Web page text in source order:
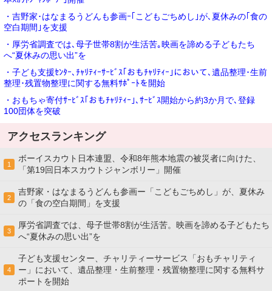
・吉野家･はなまるうどんも参画ｰ｢こどもごちめし｣が､夏休みの｢食の
空白期間｣を支援
・厚労省調査では､母子世帯8割が生活苦｡映画を諦める子どもたち
へ“夏休みの思い出”を
・子ども支援ｾﾝﾀｰ､ﾁｬﾘﾃｨｰｻｰﾋﾞｽ｢おもﾁｬﾘﾃｨｰ｣において､遺品整理･生前
整理･残置物整理に関する無料ｻﾎﾟｰﾄを開始
・おもちゃ寄付ｻｰﾋﾞｽ｢おもﾁｬﾘﾃｨｰ｣､ｻｰﾋﾞｽ開始から約3か月で､登録
100団体を突破
アクセスランキング
1
ボーイスカウト日本連盟、令和8年熊本地震の被災者に向けた、
「第19回日本スカウトジャンボリー」開催
2
吉野家・はなまるうどんも参画ー「こどもごちめし」が、夏休み
の「食の空白期間」を支援
3
厚労省調査では、母子世帯8割が生活苦。映画を諦める子どもたち
へ“夏休みの思い出”を
4
子ども支援センター、チャリティーサービス「おもチャリティ
ー」において、遺品整理・生前整理・残置物整理に関する無料サ
ポートを開始